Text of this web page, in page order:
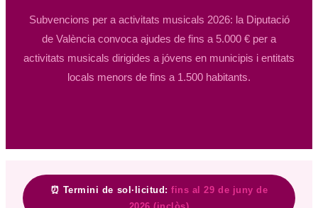
Subvencions per a activitats musicals 2026: la Diputació
de València convoca ajudes de fins a 5.000 € per a
activitats musicals dirigides a jóvens en municipis i entitats
locals menors de fins a 1.500 habitants.
⏰ Termini de sol·licitud:fins al 29 de juny de